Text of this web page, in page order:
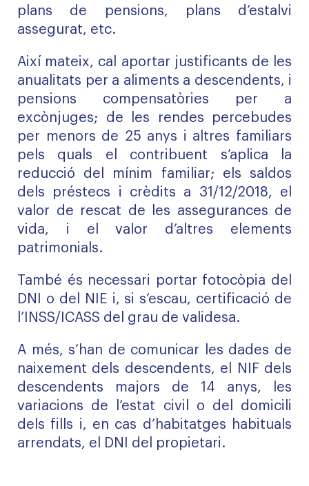
plans de pensions, plans d’estalvi
assegurat, etc.
Així mateix, cal aportar justificants de les
anualitats per a aliments a descendents, i
pensions compensatòries per a
excònjuges; de les rendes percebudes
per menors de 25 anys i altres familiars
pels quals el contribuent s’aplica la
reducció del mínim familiar; els saldos
dels préstecs i crèdits a 31/12/2018, el
valor de rescat de les assegurances de
vida, i el valor d’altres elements
patrimonials.
També és necessari portar fotocòpia del
DNI o del NIE i, si s’escau, certificació de
l’INSS/ICASS del grau de validesa.
A més, s’han de comunicar les dades de
naixement dels descendents, el NIF dels
descendents majors de 14 anys, les
variacions de l’estat civil o del domicili
dels fills i, en cas d’habitatges habituals
arrendats, el DNI del propietari.